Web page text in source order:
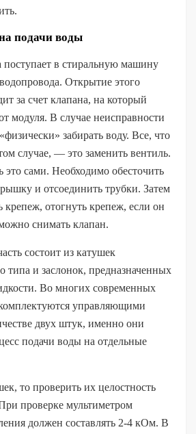
подачи воды
в стиральную машину
Открытие этого
за счет клапана, на который
модуля. В случае неисправности
забирать воду. Все, что
случае, — это заменить вентиль.
это сами. Необходимо обесточить
и отсоединить трубки. Затем
крепеж, отогнуть крепеж, если он
снимать клапан.
состоит из катушек
типа и заслонок, предназначенных
Во многих современных
управляющими
двух штук, именно они
подачи воды на отдельные
то проверить их целостность
проверке мультиметром
должен составлять 2-4 кОм. В